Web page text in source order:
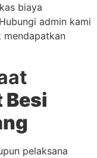
biaya
admin kami
mendapatkan
Besi
pelaksana